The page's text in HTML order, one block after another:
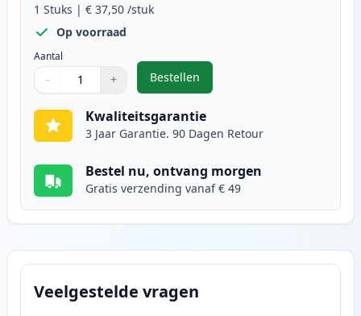
1 Stuks | € 37,50 /stuk
Op voorraad
Aantal
Gebruik de knoppen om aan te passen
− +
1
Bestellen
,Brother DR2200 (Ink Hero
Kwaliteitsgarantie
3 Jaar Garantie. 90 Dagen Retour
Bestel nu, ontvang morgen
Gratis verzending vanaf € 49
Veelgestelde vragen